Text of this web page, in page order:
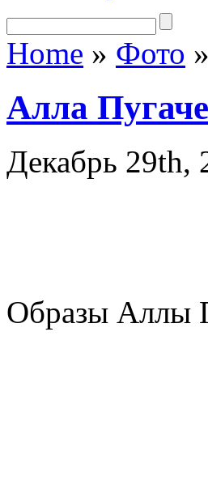
Home » Фото »
Алла
Декабрь 29th,
Образы Аллы